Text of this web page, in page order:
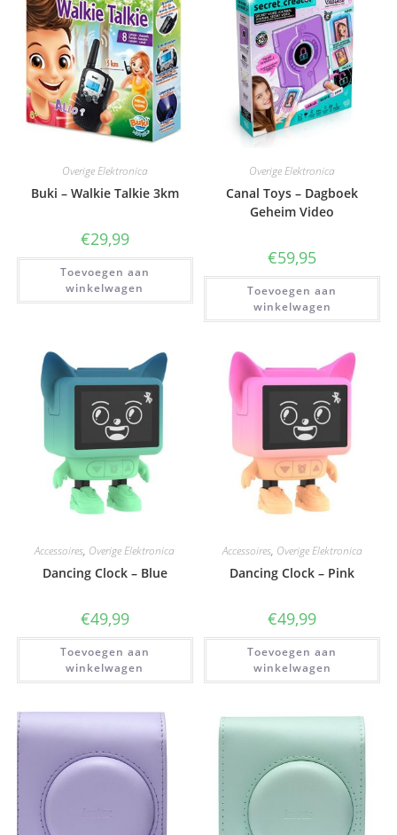
Overige Elektronica
Buki – Walkie Talkie 3km
€29,99
Toevoegen aan
winkelwagen
Overige Elektronica
Canal Toys – Dagboek
Geheim Video
€59,95
Toevoegen aan
winkelwagen
Accessoires, Overige Elektronica
Dancing Clock – Blue
€49,99
Toevoegen aan
winkelwagen
Accessoires, Overige Elektronica
Dancing Clock – Pink
€49,99
Toevoegen aan
winkelwagen